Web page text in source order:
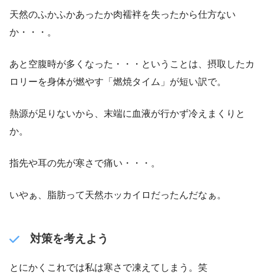
天然のふかふかあったか肉襦袢を失ったから仕方ない
か・・・。
あと空腹時が多くなった・・・ということは、摂取したカ
ロリーを身体が燃やす「燃焼タイム」が短い訳で。
熱源が足りないから、末端に血液が行かず冷えまくりと
か。
指先や耳の先が寒さで痛い・・・。
いやぁ、脂肪って天然ホッカイロだったんだなぁ。
対策を考えよう
とにかくこれでは私は寒さで凍えてしまう。笑